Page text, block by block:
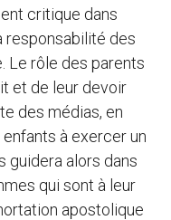
critique dans
responsabilité des
Le rôle des parents
et de leur devoir
des médias, en
à exercer un
guidera alors dans
qui sont à leur
apostolique